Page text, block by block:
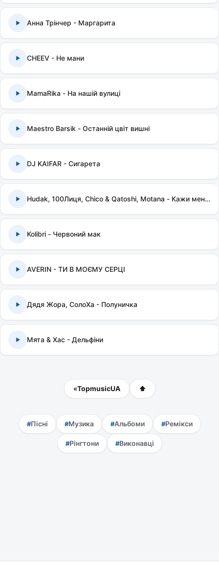
Анна Трінчер - Маргарита
CHEEV - Не мани
MamaRika - На нашій вулиці
Maestro Barsik - Останній цвіт вишні
DJ KAIFAR - Сигарета
Hudak, 100Лиця, Chico & Qatoshi, Motana - Кажи мені правду
Kolibri - Червоний мак
AVERIN - ТИ В МОЄМУ СЕРЦІ
Дядя Жора, СолоХа - Полуничка
Мята & Хас - Дельфіни
«TopmusicUA ⬆
Пісні Музика Альбоми Ремікси
Рінгтони Виконавці